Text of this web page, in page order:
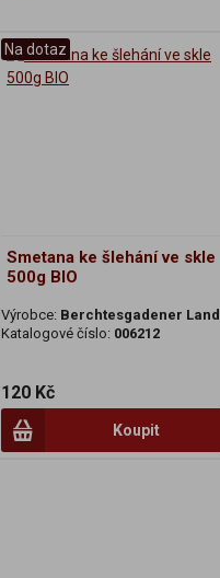
Na dotaz
Smetana ke šlehání ve skle
500g BIO
Výrobce: Berchtesgadener Land
Katalogové číslo: 006212
120 Kč
Koupit